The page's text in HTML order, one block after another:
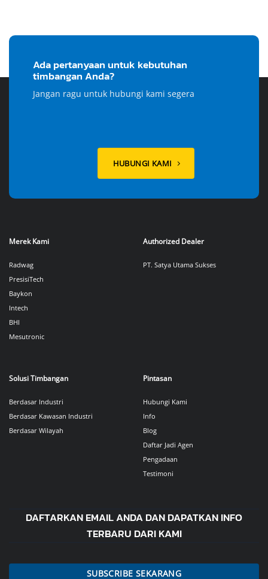
Ada pertanyaan untuk kebutuhan
timbangan Anda?
Jangan ragu untuk hubungi kami segera
HUBUNGI KAMI
Merek Kami
Radwag
PresisiTech
Baykon
Intech
BHI
Mesutronic
Authorized Dealer
PT. Satya Utama Sukses
Solusi Timbangan
Berdasar Industri
Berdasar Kawasan Industri
Berdasar Wilayah
Pintasan
Hubungi Kami
Info
Blog
Daftar Jadi Agen
Pengadaan
Testimoni
DAFTARKAN EMAIL ANDA DAN DAPATKAN INFO
TERBARU DARI KAMI
SUBSCRIBE SEKARANG